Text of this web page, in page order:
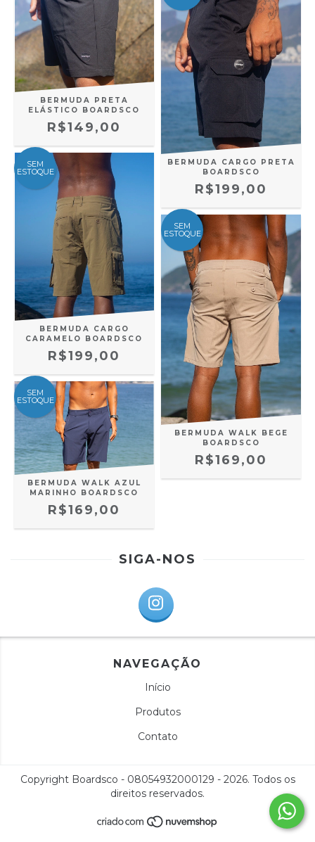
BERMUDA PRETA
ELÁSTICO BOARDSCO
R$149,00
BERMUDA CARGO PRETA
BOARDSCO
R$199,00
SEM
ESTOQUE
BERMUDA CARGO
CARAMELO BOARDSCO
R$199,00
SEM
ESTOQUE
BERMUDA WALK BEGE
BOARDSCO
R$169,00
SEM
ESTOQUE
BERMUDA WALK AZUL
MARINHO BOARDSCO
R$169,00
SIGA-NOS
NAVEGAÇÃO
Início
Produtos
Contato
Copyright Boardsco - 08054932000129 - 2026. Todos os
direitos reservados.